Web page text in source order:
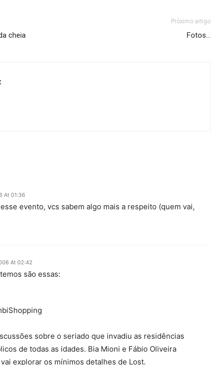
cheia
Próximo artigo
Fotos…
At 01:36
evento, vcs sabem algo mais a respeito (quem vai,
At 02:42
são essas:
sobre o seriado que invadiu as residências
de todas as idades. Bia Mioni e Fábio Oliveira
explorar os mínimos detalhes de Lost.